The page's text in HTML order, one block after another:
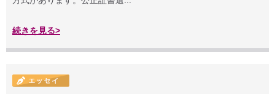
続きを見る>